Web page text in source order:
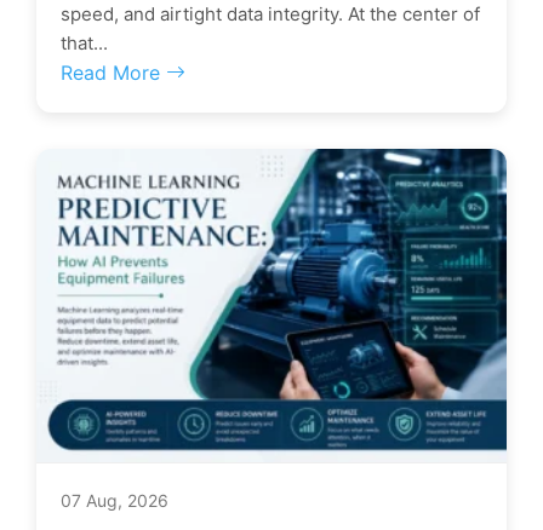
speed, and airtight data integrity. At the center of
that...
Read More
07 Aug, 2026